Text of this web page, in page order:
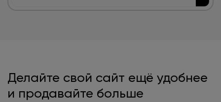
Делайте свой сайт ещё удобнее
и продавайте больше